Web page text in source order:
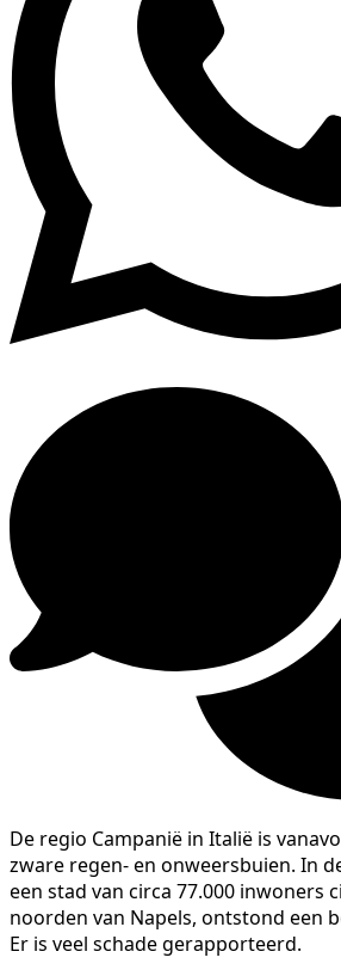
De regio Campanië in Italië is
zware regen- en onweersbuien. In
een stad van circa 77.000 inwoners
noorden van Napels, ontstond een
Er is veel schade gerapporteerd.